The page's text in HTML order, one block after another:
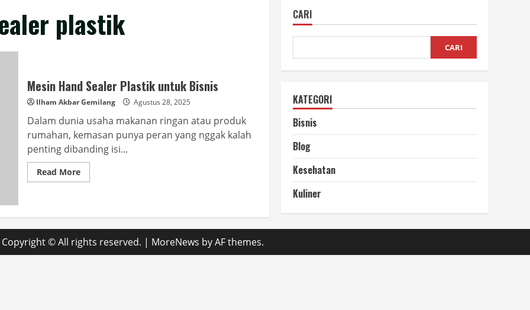
plastik
Mesin Hand Sealer Plastik untuk Bisnis
Ilham Akbar Gemilang Agustus 28, 2025
Dalam dunia usaha makanan ringan atau produk
rumahan, kemasan punya peran yang nggak kalah
penting dibanding isi...
Read MoreRead
more
Plastik
untuk
Bisnis
CARI
CARI
KATEGORI
Bisnis
Blog
Kesehatan
Kuliner
Copyright © All rights reserved. | MoreNews by AF themes.